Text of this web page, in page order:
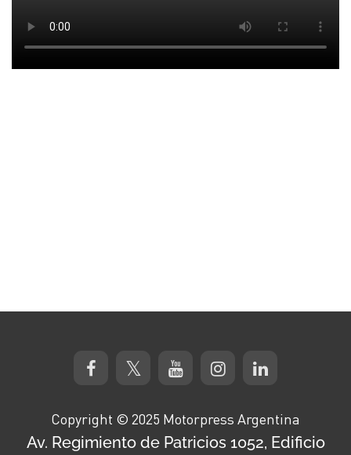
Copyright © 2025 Motorpress Argentina
Av. Regimiento de Patricios 1052, Edificio